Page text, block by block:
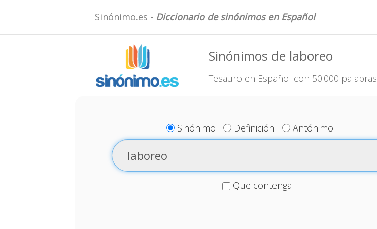
Sinónimo.es - Diccionario de sinónimos en Español
Sinónimos de laboreo
Tesauro en Español con 50.000 palabras
Sinónimo Definición Antónimo
Que contenga